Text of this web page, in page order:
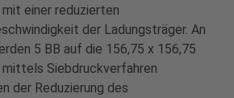
einer reduzierten
der Ladungsträger. An
5 BB auf die 156,75 x 156,75
Siebdruckverfahren
der Reduzierung des